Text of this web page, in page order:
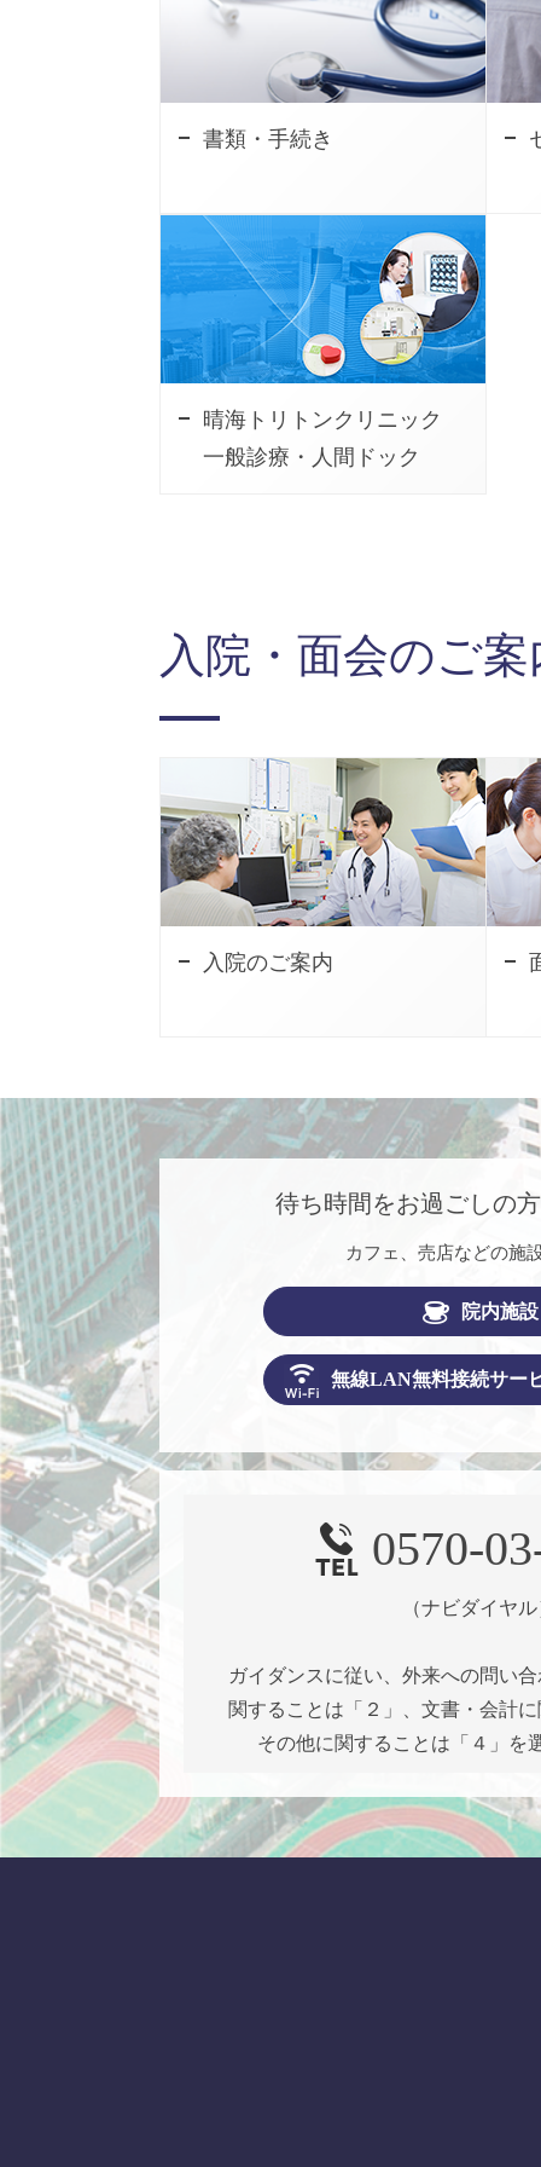
書類・手続き
晴海トリトンクリニック
一般診療・人間ドック
入院・面会のご案
入院のご案内
待ち時間をお過ごしの
カフェ、売店などの施
院内施設
無線LAN無料接続サー
0570-
（ナビダイヤ
ガイダンスに従い、外来への問い
関することは「２」、文書・会計
その他に関することは「４」を